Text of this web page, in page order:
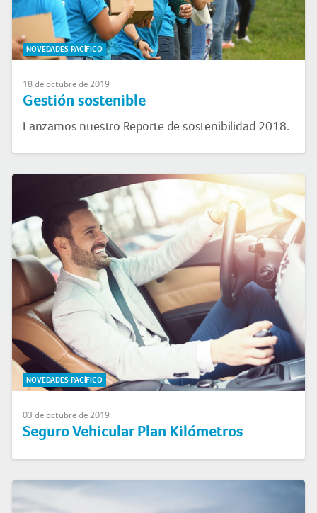
NOVEDADES PACÍFICO
18 de octubre de 2019
Gestión sostenible
Lanzamos nuestro Reporte de sostenibilidad 2018.
NOVEDADES PACÍFICO
03 de octubre de 2019
Seguro Vehicular Plan Kilómetros